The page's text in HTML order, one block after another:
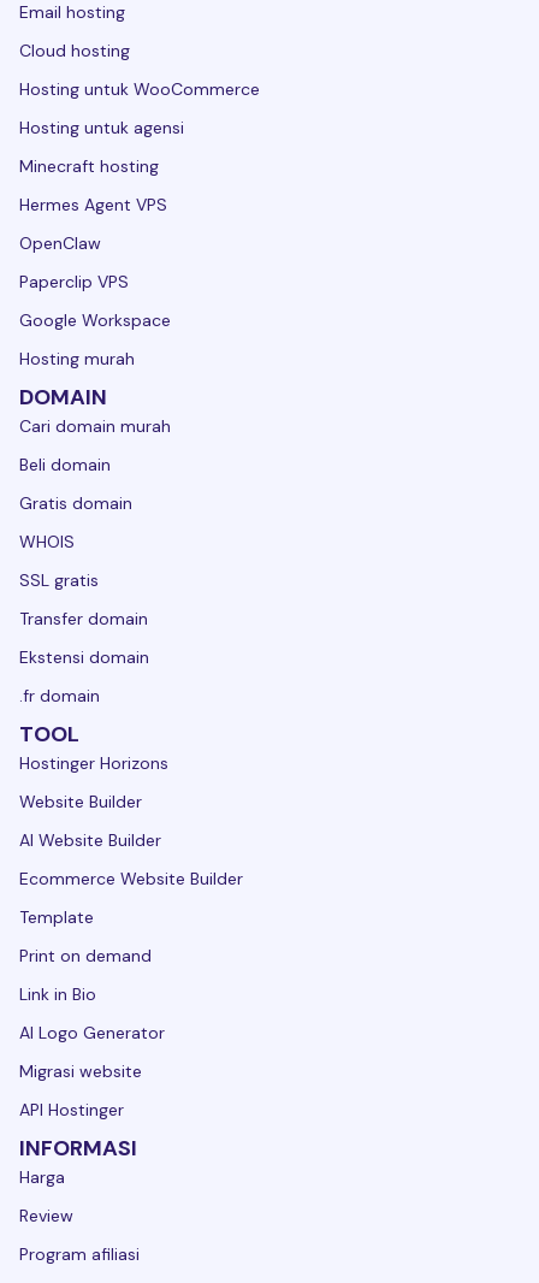
Email hosting
Cloud hosting
Hosting untuk WooCommerce
Hosting untuk agensi
Minecraft hosting
Hermes Agent VPS
OpenClaw
Paperclip VPS
Google Workspace
Hosting murah
DOMAIN
Cari domain murah
Beli domain
Gratis domain
WHOIS
SSL gratis
Transfer domain
Ekstensi domain
.fr domain
TOOL
Hostinger Horizons
Website Builder
AI Website Builder
Ecommerce Website Builder
Template
Print on demand
Link in Bio
AI Logo Generator
Migrasi website
API Hostinger
INFORMASI
Harga
Review
Program afiliasi